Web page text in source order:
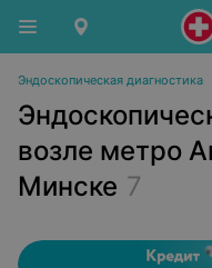
Эндоскопическая диагностика
возле метро
Минске 7